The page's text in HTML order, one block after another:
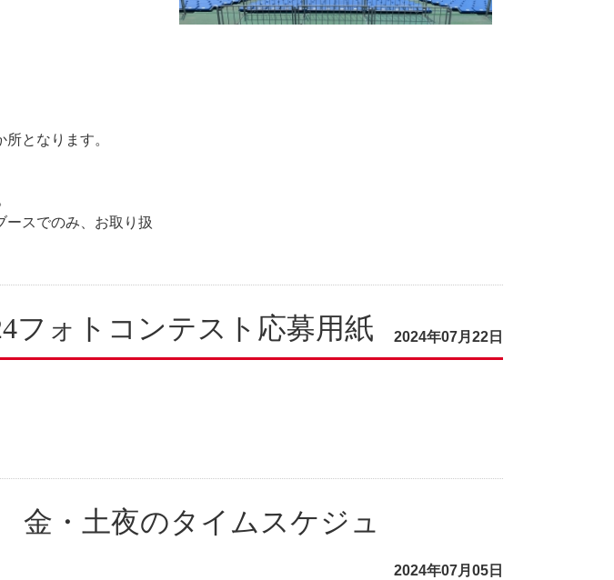
となります。
スでのみ、お取り扱
ォトコンテスト応募用紙 2024年07月22日
・土夜のタイムスケジュ
2024年07月05日